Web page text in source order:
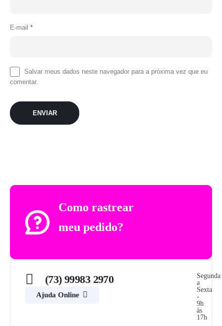
E-mail *
Salvar meus dados neste navegador para a próxima vez que eu
comentar.
Como rastrear
meu pedido?
(73) 99983 2970
Ajuda Online
Segunda
a
Sexta
-
9h
às
17h